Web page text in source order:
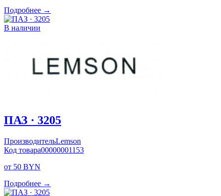
Подробнее →
В наличии
ПАЗ · 3205
ПроизводительLemson
Код товара00000001153
от 50 BYN
Подробнее →